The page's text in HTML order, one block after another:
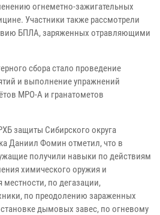
огнеметно-зажигательных
Участники также рассмотрели
БПЛА, заряженных отравляющими
сбора стало проведение
и выполнение упражнений
МРО-А и гранатометов
защиты Сибирского округа
Даниил Фомин отметил, что в
получили навыки по действиям
химического оружия и
по дегазации,
по преодолению зараженных
дымовых завес, по огневому